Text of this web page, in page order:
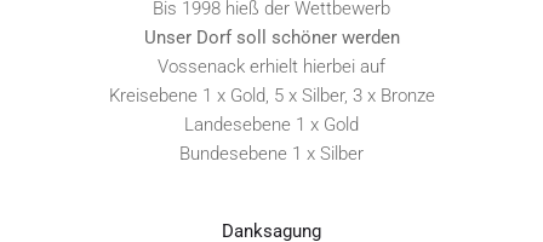
Bis 1998 hieß der Wettbewerb
Unser Dorf soll schöner werden
Vossenack erhielt hierbei auf
Kreisebene 1 x Gold, 5 x Silber, 3 x Bronze
Landesebene 1 x Gold
Bundesebene 1 x Silber
Danksagung